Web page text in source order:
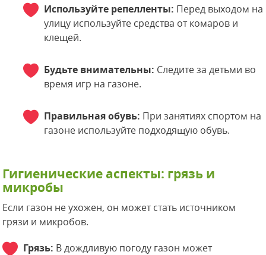
Используйте репелленты: Перед выходом на
улицу используйте средства от комаров и
клещей.
Будьте внимательны: Следите за детьми во
время игр на газоне.
Правильная обувь: При занятиях спортом на
газоне используйте подходящую обувь.
Гигиенические аспекты: грязь и
микробы
Если газон не ухожен, он может стать источником
грязи и микробов.
Грязь: В дождливую погоду газон может